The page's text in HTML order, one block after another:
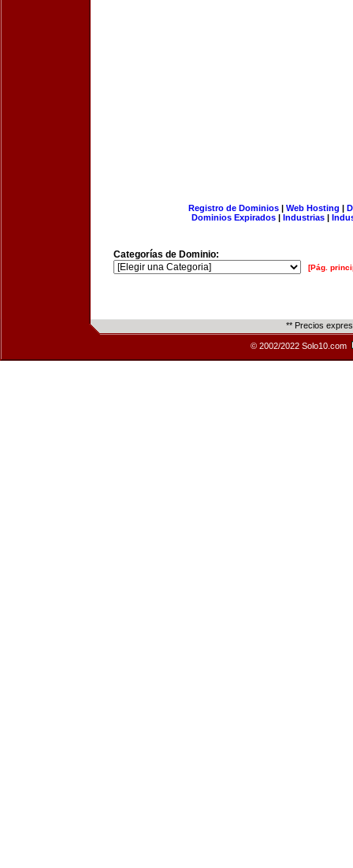
Registro de Dominios| Web Hosting |
Dominios Expirados | Industrias |
Categorías de Dominio:
[Pág.
** Precios
© 2002/2022 Solo10.com